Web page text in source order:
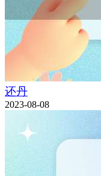
还丹
2023-08-08